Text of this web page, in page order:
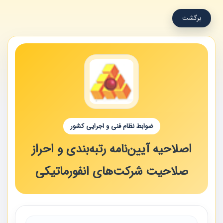
برگشت
ضوابط نظام فنی و اجرایی کشور
اصلاحیه آیین‌نامه رتبه‌بندی و احراز
صلاحیت شرکت‌های انفورماتیکی